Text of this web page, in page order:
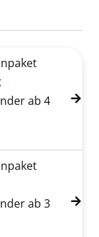
erzählt
ab 4
erzählt
ab 3